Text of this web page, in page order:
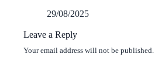
29/08/2025
Leave a Reply
Your email address will not be published.